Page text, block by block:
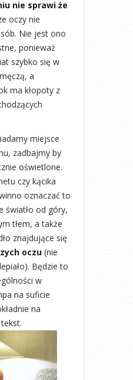
nie sprawi że
oczy nie
Nie jest ono
ponieważ
szybko się w
a
ma kłopoty z
miejsce
zadbajmy by
oświetlone.
czy kącika
oznaczać to
światło od góry,
tłem, a także
znajdujące się
oczu (nie
Będzie to
w
na suficie
na